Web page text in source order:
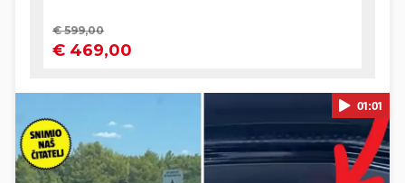
01:01